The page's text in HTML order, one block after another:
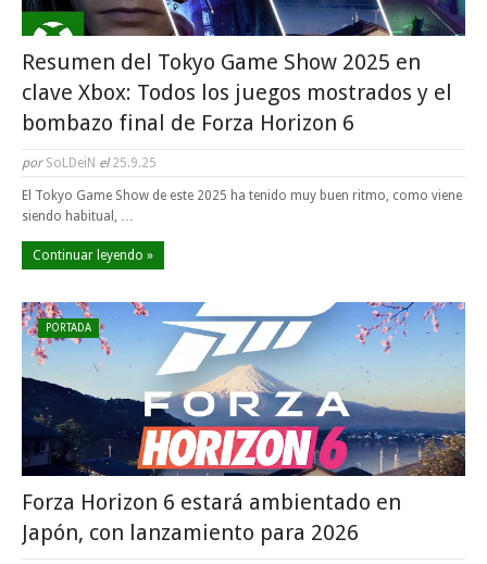
Resumen del Tokyo Game Show 2025 en
clave Xbox: Todos los juegos mostrados y el
bombazo final de Forza Horizon 6
por SoLDeiN el25.9.25
El Tokyo Game Show de este 2025 ha tenido muy buen ritmo, como viene
siendo habitual, …
Continuar leyendo »
PORTADA
Forza Horizon 6 estará ambientado en
Japón, con lanzamiento para 2026